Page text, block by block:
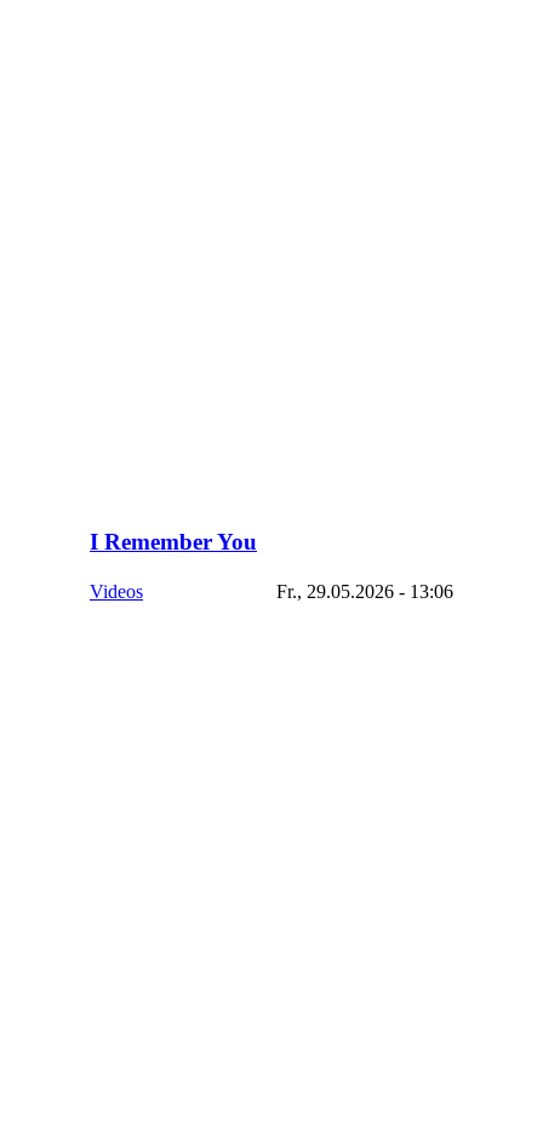
I Remember You
Videos Fr., 29.05.2026 - 13:06